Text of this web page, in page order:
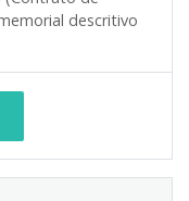
descritivo